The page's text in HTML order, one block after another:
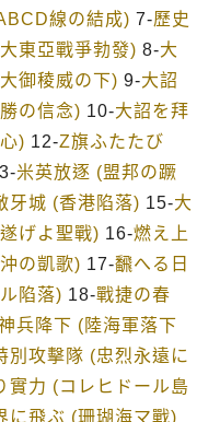
線の結成) 7-歷史
東亞戰爭勃發) 8-大
御稜威の下) 9-大詔
の信念) 10-大詔を拜
) 12-Z旗ふたたび
米英放逐 (盟邦の蹶
牙城 (香港陷落) 15-大
げよ聖戰) 16-燃え上
の凱歌) 17-飜へる日
陷落) 18-戰捷の春
兵降下 (陸海軍落下
別攻擊隊 (忠烈永遠に
實力 (コレヒドール島
に飛ぶ (珊瑚海マ戰)